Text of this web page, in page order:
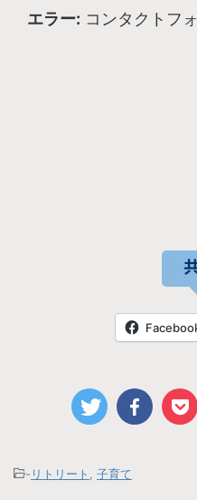
エラー: コンタクトフ
- リトリート , 子育て